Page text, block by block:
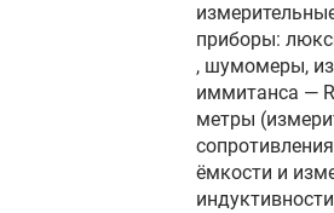
приборы:
, шумомеры,
иммитанса —
метры
ёмкости и